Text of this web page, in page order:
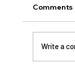
부장
교회
저희
사 준
Comments
Write a